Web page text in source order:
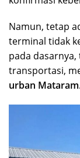
Namun, tetap
terminal tidak
pada
transportasi,
urban Mataram.